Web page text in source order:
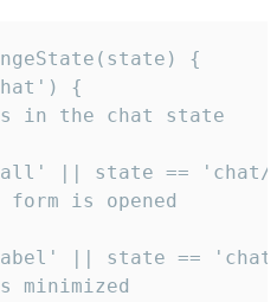
{
{
in the chat state
|| state ==
form is opened
|| state ==
minimized